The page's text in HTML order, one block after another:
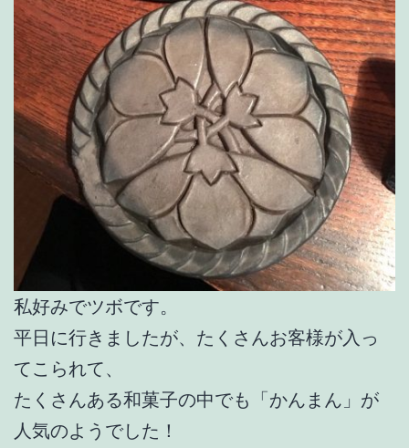
私好みでツボです。
平日に行きましたが、たくさんお客様が入っ
てこられて、
たくさんある和菓子の中でも「かんまん」が
人気のようでした！